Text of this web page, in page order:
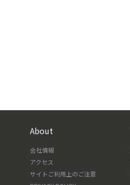
About
会社情報
アクセス
サイトご利用上のご注意